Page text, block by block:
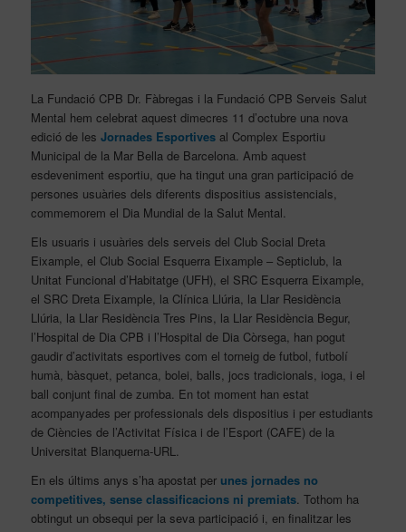
La Fundació CPB Dr. Fàbregas i la Fundació CPB Serveis Salut
Mental hem celebrat aquest dimecres 11 d’octubre una nova
edició de les Jornades Esportivesal Complex Esportiu
Municipal de la Mar Bella de Barcelona. Amb aquest
esdeveniment esportiu, que ha tingut una gran participació de
persones usuàries dels diferents dispositius assistencials,
commemorem el Dia Mundial de la Salut Mental.
Els usuaris i usuàries dels serveis del Club Social Dreta
Eixample, el Club Social Esquerra Eixample – Septiclub, la
Unitat Funcional d’Habitatge (UFH), el SRC Esquerra Eixample,
el SRC Dreta Eixample, la Clínica Llúria, la Llar Residència
Llúria, la Llar Residència Tres Pins, la Llar Residència Begur,
l’Hospital de Dia CPB i l’Hospital de Dia Còrsega, han pogut
gaudir d’activitats esportives com el torneig de futbol, futbolí
humà, bàsquet, petanca, bolei, balls, jocs tradicionals, ioga, i el
ball conjunt final de zumba. En tot moment han estat
acompanyades per professionals dels dispositius i per estudiants
de Ciències de l’Activitat Física i de l’Esport (CAFE) de la
Universitat Blanquerna-URL.
En els últims anys s’ha apostat per unes jornades no
competitives, sense classificacions ni premiats. Tothom ha
obtingut un obsequi per la seva participació i, en finalitzar les